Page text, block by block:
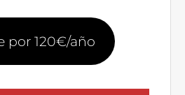
por 120€/año